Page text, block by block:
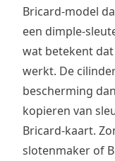
Bricard-model
een dimple-
wat betekent
werkt. De
bescherming
kopieren van
Bricard-kaart.
slotenmaker of